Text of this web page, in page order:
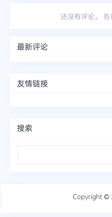
还没有评论，
最新评论
友情链接
搜索
Copyright ©